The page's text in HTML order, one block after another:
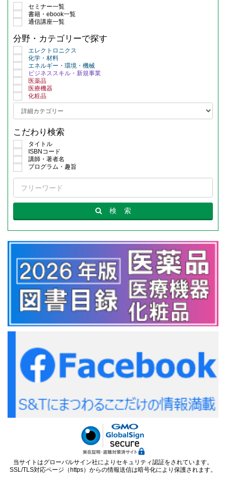
セミナー一覧
書籍・ebook一覧
通信講座一覧
分野・カテゴリーで探す
エレクトロニクス
化学・材料
エネルギー・環境・機械
ビジネススキル・新規事業
医薬品
医療機器
化粧品
こだわり検索
タイトル
ISBNコード
講師・著者名
プログラム・趣旨
検 索
当サイトはグローバルサイン社によりセキュリティ認証をされています。
SSL/TLS対応ページ（https）からの情報送信は暗号化により保護されます。